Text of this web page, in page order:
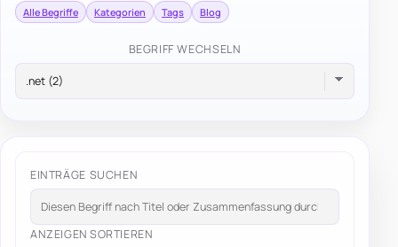
Alle Begriffe Kategorien Tags Blog
BEGRIFF WECHSELN
EINTRÄGE SUCHEN
ANZEIGEN SORTIEREN